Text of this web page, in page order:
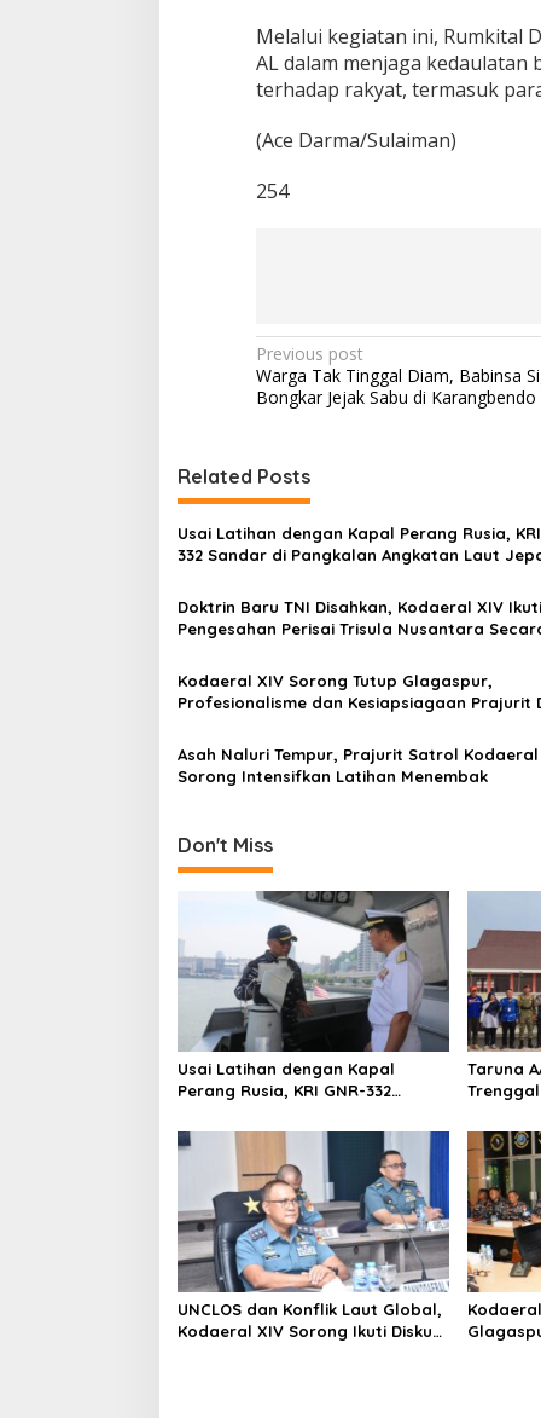
Melalui kegiatan ini, Rumkital
AL dalam menjaga
terhadap rakyat, termasuk
(Ace Darma/Sulaiman)
254
P
o
t
n
a
v
i
g
t
o
Previous post
Warga Tak Tinggal Diam, Babinsa
Bongkar Jejak Sabu di Karangbendo
Related Posts
Usai Latihan dengan Kapal Perang Rusia,
332 Sandar di Pangkalan Angkatan Laut
Doktrin Baru TNI Disahkan, Kodaeral XIV Ikuti
Pengesahan Perisai Trisula Nusantara
Kodaeral XIV Sorong Tutup Glagaspur,
Profesionalisme dan Kesiapsiagaan Prajurit
Asah Naluri Tempur, Prajurit Satrol Kodaeral
Sorong Intensifkan Latihan Menembak
Don't Miss
Usai Latihan dengan Kapal
Perang Rusia, KRI GNR-332
Laut Jepang
Taruna
UNCLOS dan Konflik Laut Global,
Kodaeral XIV Sorong Ikuti Diskusi